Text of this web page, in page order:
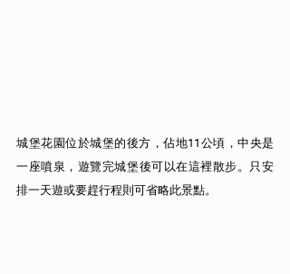
城堡花園位於城堡的後方，佔地11公頃，中央是
一座噴泉，遊覽完城堡後可以在這裡散步。只安
排一天遊或要趕行程則可省略此景點。